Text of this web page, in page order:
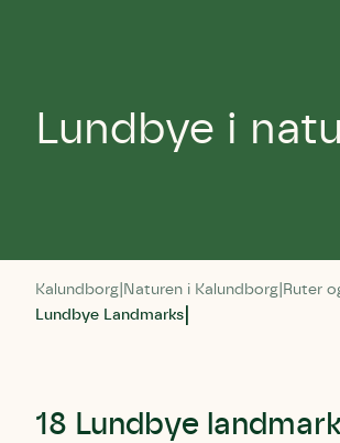
Lundbye i
Kalundborg Naturen i Kalundborg Ruter
Lundbye Landmarks
18 Lundbye